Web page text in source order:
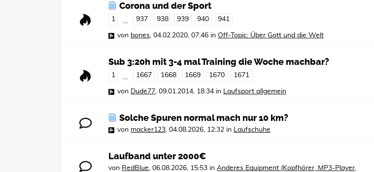
Corona und der Sport
1 937 938 939 940 941
von bones 04.02.2020, 07:46 in Off-Topic: Über Gott und die Welt
Sub 3:20h mit 3-4 mal Training die Woche machbar?
1 1667 1668 1669 1670 1671
von Dude77 09.01.2014, 18:34 in Laufsport allgemein
Solche Spuren normal mach nur 10 km?
von macker123 04.08.2026, 12:32 in Laufschuhe
Laufband unter 2000€
von RedBlue 06.08.2026, 15:53 in Anderes Equipment (Kopfhörer, MP3-Player,